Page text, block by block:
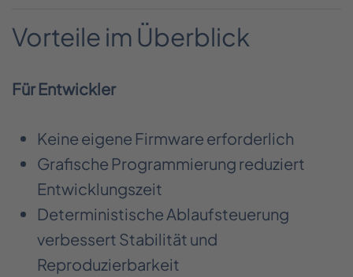
Vorteile im Überblick
Für Entwickler
Keine eigene Firmware erforderlich
Grafische Programmierung reduziert
Entwicklungszeit
Deterministische Ablaufsteuerung
verbessert Stabilität und
Reproduzierbarkeit